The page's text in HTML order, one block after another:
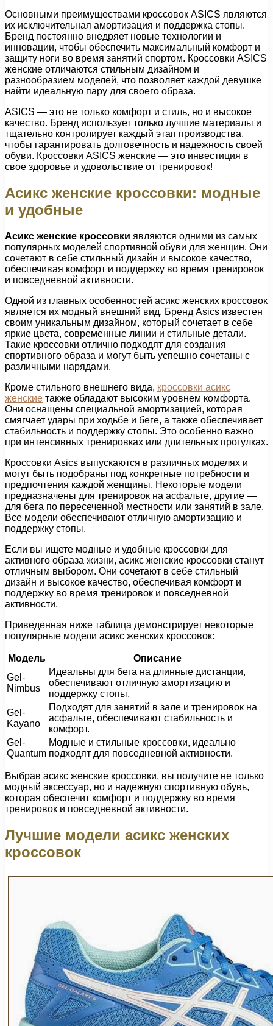
Основными преимуществами кроссовок ASICS являются
их исключительная амортизация и поддержка стопы.
Бренд постоянно внедряет новые технологии и
инновации, чтобы обеспечить максимальный комфорт и
защиту ноги во время занятий спортом. Кроссовки ASICS
женские отличаются стильным дизайном и
разнообразием моделей, что позволяет каждой девушке
найти идеальную пару для своего образа.
ASICS — это не только комфорт и стиль, но и высокое
качество. Бренд использует только лучшие материалы и
тщательно контролирует каждый этап производства,
чтобы гарантировать долговечность и надежность своей
обуви. Кроссовки ASICS женские — это инвестиция в
свое здоровье и удовольствие от тренировок!
Асикс женские кроссовки: модные
и удобные
Асикс женские кроссовки являются одними из самых
популярных моделей спортивной обуви для женщин. Они
сочетают в себе стильный дизайн и высокое качество,
обеспечивая комфорт и поддержку во время тренировок
и повседневной активности.
Одной из главных особенностей асикс женских кроссовок
является их модный внешний вид. Бренд Asics известен
своим уникальным дизайном, который сочетает в себе
яркие цвета, современные линии и стильные детали.
Такие кроссовки отлично подходят для создания
спортивного образа и могут быть успешно сочетаны с
различными нарядами.
Кроме стильного внешнего вида, кроссовки асикс
женские также обладают высоким уровнем комфорта.
Они оснащены специальной амортизацией, которая
смягчает удары при ходьбе и беге, а также обеспечивает
стабильность и поддержку стопы. Это особенно важно
при интенсивных тренировках или длительных прогулках.
Кроссовки Asics выпускаются в различных моделях и
могут быть подобраны под конкретные потребности и
предпочтения каждой женщины. Некоторые модели
предназначены для тренировок на асфальте, другие —
для бега по пересеченной местности или занятий в зале.
Все модели обеспечивают отличную амортизацию и
поддержку стопы.
Если вы ищете модные и удобные кроссовки для
активного образа жизни, асикс женские кроссовки станут
отличным выбором. Они сочетают в себе стильный
дизайн и высокое качество, обеспечивая комфорт и
поддержку во время тренировок и повседневной
активности.
Приведенная ниже таблица демонстрирует некоторые
популярные модели асикс женских кроссовок:
Модель
Описание
Gel-
Nimbus
Идеальны для бега на длинные дистанции,
обеспечивают отличную амортизацию и
поддержку стопы.
Gel-
Kayano
Подходят для занятий в зале и тренировок на
асфальте, обеспечивают стабильность и
комфорт.
Gel-
Quantum
Модные и стильные кроссовки, идеально
подходят для повседневной активности.
Выбрав асикс женские кроссовки, вы получите не только
модный аксессуар, но и надежную спортивную обувь,
которая обеспечит комфорт и поддержку во время
тренировок и повседневной активности.
Лучшие модели асикс женских
кроссовок